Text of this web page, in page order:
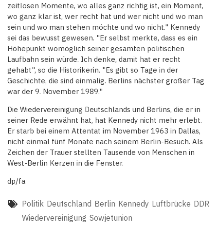
zeitlosen Momente, wo alles ganz richtig ist, ein Moment,
wo ganz klar ist, wer recht hat und wer nicht und wo man
sein und wo man stehen möchte und wo nicht." Kennedy
sei das bewusst gewesen. "Er selbst merkte, dass es ein
Höhepunkt womöglich seiner gesamten politischen
Laufbahn sein würde. Ich denke, damit hat er recht
gehabt", so die Historikerin. "Es gibt so Tage in der
Geschichte, die sind einmalig. Berlins nächster großer Tag
war der 9. November 1989."
Die Wiedervereinigung Deutschlands und Berlins, die er in
seiner Rede erwähnt hat, hat Kennedy nicht mehr erlebt.
Er starb bei einem Attentat im November 1963 in Dallas,
nicht einmal fünf Monate nach seinem Berlin-Besuch. Als
Zeichen der Trauer stellten Tausende von Menschen in
West-Berlin Kerzen in die Fenster.
dp/fa
Politik Deutschland Berlin Kennedy Luftbrücke DDR
Wiedervereinigung Sowjetunion